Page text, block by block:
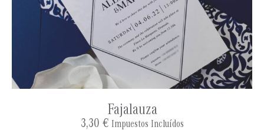
Fajalauza
3,30 € Impuestos Incluídos